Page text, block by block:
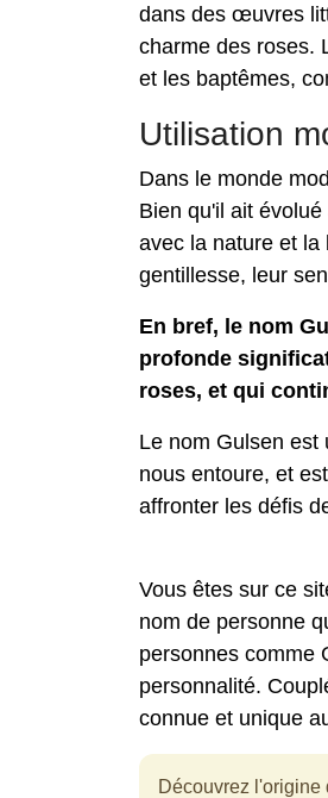
dans des œuvres
charme des roses.
et les baptêmes,
Utilisation
Dans le monde
Bien qu'il ait
avec la nature et la
gentillesse, leur
En bref, le nom
profonde
roses, et qui
Le nom Gulsen est
nous entoure, et
affronter les défis
Vous êtes sur ce
nom de personne
personnes comme
personnalité.
connue et unique
Découvrez l'origine